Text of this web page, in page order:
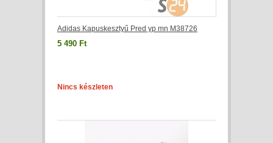
Adidas Kapuskesztyű Pred yp mn M38726
5 490 Ft
Nincs készleten